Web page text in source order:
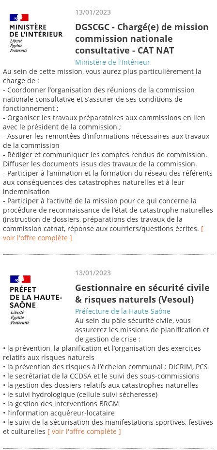
13/01/2023
DGSCGC - Chargé(e) de mission
commission nationale
consultative - CAT NAT
Ministère de l'Intérieur
Au sein de cette mission, vous aurez plus particulièrement la
charge de :
- Coordonner l’organisation des réunions de la commission
nationale consultative et s’assurer de ses conditions de
fonctionnement ;
- Organiser les travaux préparatoires aux commissions en lien
avec le président de la commission ;
- Assurer les remontées d’informations nécessaires aux travaux
de la commission
- Rédiger et communiquer les comptes rendus de commission.
Diffuser les documents issus des travaux de la commission.
- Participer à l’animation et la formation du réseau des référents
aux conséquences des catastrophes naturelles et à leur
indemnisation
- Participer à l’activité de la mission pour ce qui concerne la
procédure de reconnaissance de l’état de catastrophe naturelles
(instruction de dossiers, préparations des travaux de la
commission catnat, réponse aux courriers/questions écrites. [
voir l'offre complète ]
13/01/2023
Gestionnaire en sécurité civile
& risques naturels (Vesoul)
Préfecture de la Haute-Saône
Au sein du pôle sécurité civile, vous
assurerez les missions de planification et
de gestion de crise :
• la prévention, la planification et l’organisation des exercices
relatifs aux risques naturels
• la prévention des risques à l’échelon communal : DICRIM, PCS
• le secrétariat de la CCDSA et le suivi des sous-commissions
• la gestion des dossiers relatifs aux catastrophes naturelles
• le suivi hydrologique (cellule suivi sécheresse)
• la gestion des interventions BRGM
• l’information acquéreur-locataire
• le suivi de la sécurisation des manifestations sportives, festives
et culturelles [ voir l'offre complète ]